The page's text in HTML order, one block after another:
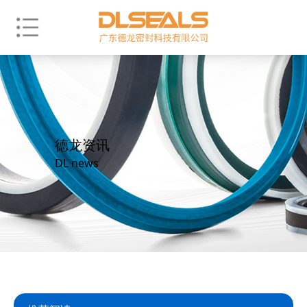
德龙资讯
DL news